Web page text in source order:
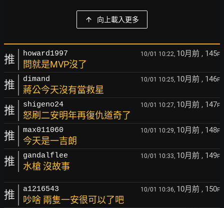
向上載入更多
推 howard1997 10/01 10:22, 10月前 , 145F
問就是MVP沒了
推 dimand 10/01 10:25, 10月前 , 146F
蔣公今天沒有當救星
推 shigeno24 10/01 10:27, 10月前 , 147F
怒刷二安明年再復仇道奇了
推 max011060 10/01 10:29, 10月前 , 148F
今天是一吉朗
推 gandalflee 10/01 10:33, 10月前 , 149F
水槍 沒故事
推 a1216543 10/01 10:36, 10月前 , 150F
吵啥 兩隻一安很可以了吧